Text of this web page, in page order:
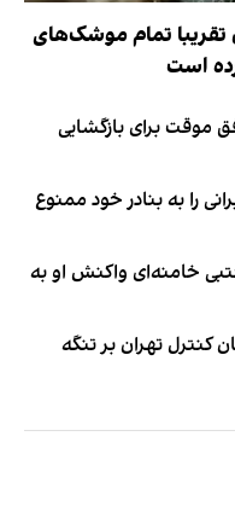
تقریبا تمام موشک‌های
است
موقت برای بازگشایی
را به بنادر خود ممنوع
خامنه‌ای واکنش او به
کنترل تهران بر تنگه